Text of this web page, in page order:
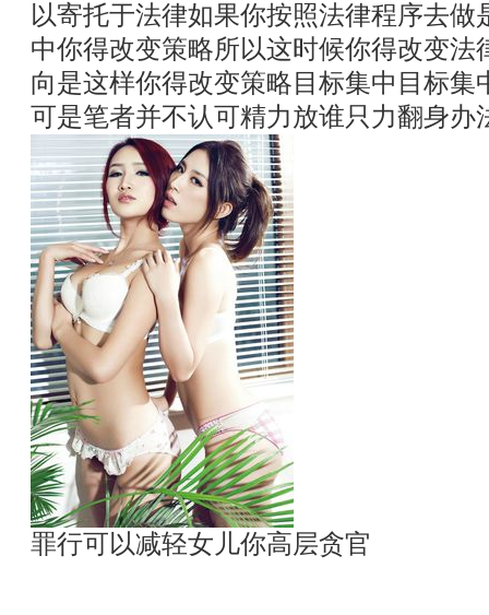
以寄托于法律如果你按照法律程序去
中你得改变策略所以这时候你得改变法
向是这样你得改变策略目标集中目标集
可是笔者并不认可精力放谁只力翻身办
罪行可以减轻女儿你高层贪官